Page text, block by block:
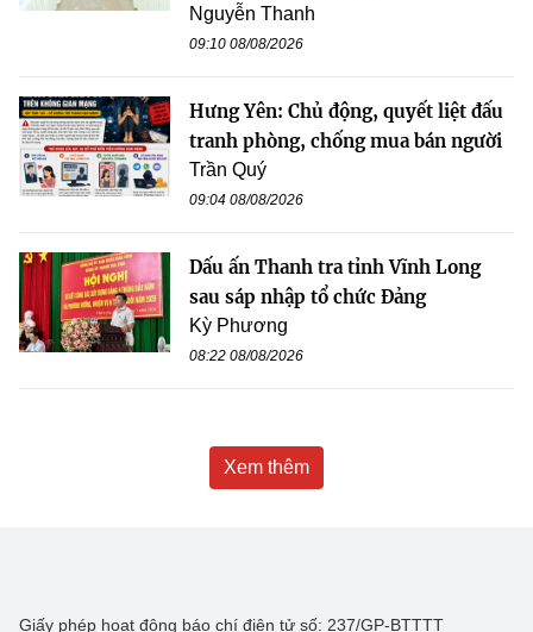
Nguyễn Thanh
09:10 08/08/2026
Hưng Yên: Chủ động, quyết liệt đấu
tranh phòng, chống mua bán người
Trần Quý
09:04 08/08/2026
Dấu ấn Thanh tra tỉnh Vĩnh Long
sau sáp nhập tổ chức Đảng
Kỳ Phương
08:22 08/08/2026
Xem thêm
Giấy phép hoạt động báo chí điện tử số: 237/GP-BTTTT